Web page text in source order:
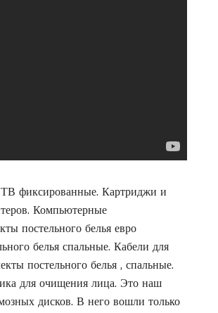
фиксированные. Картриджи и
Компьютерные
постельного белья евро
белья спальные. Кабели для
постельного белья , спальные.
для очищения лица. Это наш
дисков. В него вошли только